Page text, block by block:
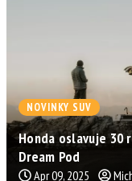
NOVINKY SUV
Honda oslavuje 30
Dream Pod
Apr 09, 2025